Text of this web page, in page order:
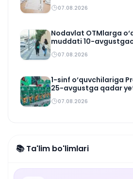
07.08.2026
Nodavlat OTMlarga
muddati 10-
07.08.2026
1-sinf o‘quvchilariga
25-avgustga qadar
07.08.2026
📚 Ta'lim bo'limlari